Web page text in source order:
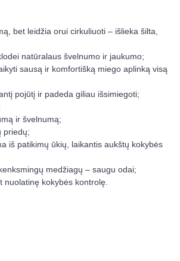
bet leidžia orui cirkuliuoti – išlieka šilta,
natūralaus švelnumo ir jaukumo;
sausą ir komfortišką miego aplinką visą
pojūtį ir padeda giliau išsimiegoti;
ir švelnumą;
priedų;
iš patikimų ūkių, laikantis aukštų kokybės
medžiagų – saugu odai;
nuolatinę kokybės kontrolę.